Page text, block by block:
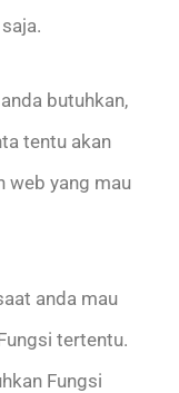
butuhkan,
tentu akan
web yang mau
anda mau
tertentu.
Fungsi